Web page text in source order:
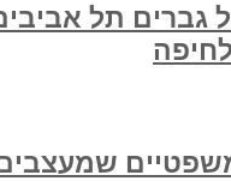
גברים תל